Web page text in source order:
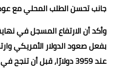
جانب تحسن الطلب المحلي مع
وأكد أن الارتفاع المسجل في
عند 3959 دولارًا، قبل أن تنجح في تقليص جزء من خسائرها والإغلاق أعلى مستوى 4000 دولار.